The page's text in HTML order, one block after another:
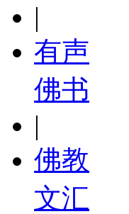
|
有声
佛书
|
佛教
文汇